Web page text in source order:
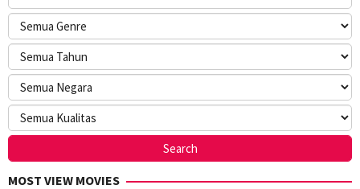
MOST VIEW MOVIES